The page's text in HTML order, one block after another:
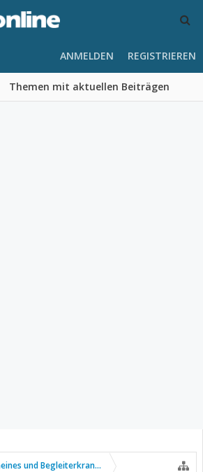
Themen mit aktuellen Beiträgen
ANMELDEN REGISTRIEREN
und Begleiterkrankungen